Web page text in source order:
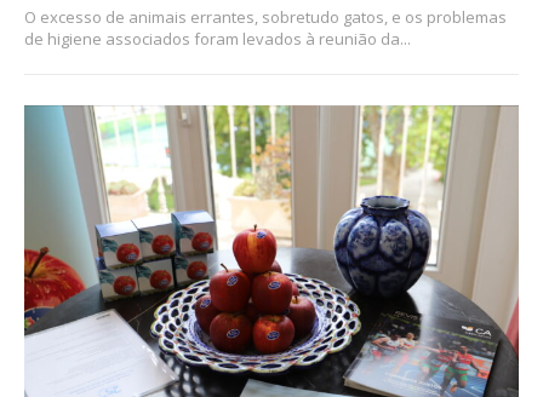
O excesso de animais errantes, sobretudo gatos, e os problemas
de higiene associados foram levados à reunião da...